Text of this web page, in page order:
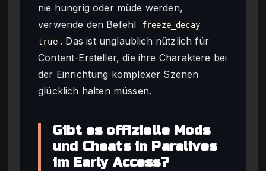
nie hungrig oder müde werden,
verwende den Befehl
freeze_decay
true . Das ist unglaublich nützlich für
Content-Ersteller, die ihre Charaktere bei
der Einrichtung komplexer Szenen
glücklich halten müssen.
Gibt es offizielle Mods
und Cheats in Paralives
im Early Access?